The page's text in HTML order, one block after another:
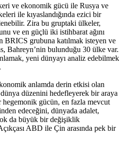
ve ekonomik gücü ile Rusya ve
ile kıyaslandığında ezici bir
Zira bu gruptaki ülkeler,
ve en güçlü iki istihbarat ağını
BRICS grubuna katılmak isteyen ve
Bahreyn’nin bulunduğu 30 ülke var.
yeni dünyayı analiz edebilmek
anlamda derin etkisi olan
düzenini hedefleyerek bir araya
gücün, en fazla mevcut
edeceğini, dünyada adalet,
da büyük bir değişiklik
ABD ile Çin arasında pek bir